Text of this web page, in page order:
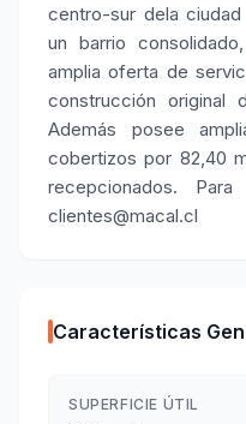
centro-sur dela
un barrio
amplia oferta de
construcción
Además posee
cobertizos por 82,40
recepcionados.
clientes@macal.cl
Características
SUPERFICIE ÚTIL